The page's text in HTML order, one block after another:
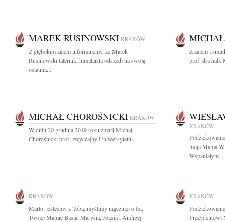
MAREK RUSINOWSKI KRAKÓW
Z głębokim żalem informujemy, że Marek
Rusinowski taternik, himalaista odszedł na swoją
ostatnią...
Z żalem i
prof. dra hab.
MICHAŁ CHOROŚNICKI KRAKÓW
W dniu 20 grudnia 2019 roku zmarł Michał
Chorośnicki prof. zwyczajny Uniwersytetu...
KRAKÓW
moja Mama
Wspaniałym...
KRAKÓW
Marto, jesteśmy z Tobą, myślimy najczulej o Isi,
Twojej Mamie Basia, Marysia, Joasia i Andrzej
KRAKÓW
Prezydentowi